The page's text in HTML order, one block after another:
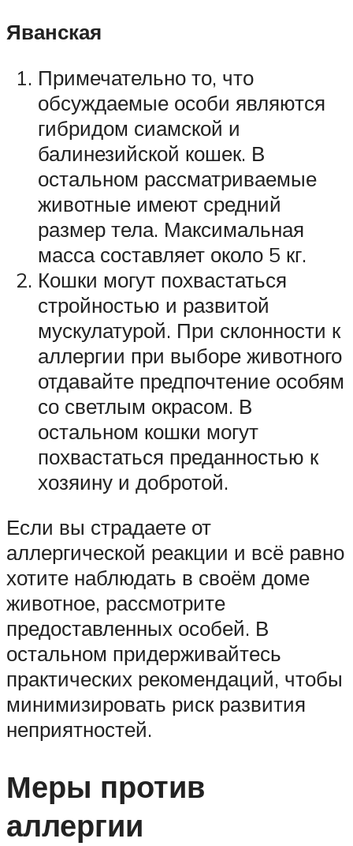
Яванская
Примечательно то, что
обсуждаемые особи являются
гибридом сиамской и
балинезийской кошек. В
остальном рассматриваемые
животные имеют средний
размер тела. Максимальная
масса составляет около 5 кг.
Кошки могут похвастаться
стройностью и развитой
мускулатурой. При склонности к
аллергии при выборе животного
отдавайте предпочтение особям
со светлым окрасом. В
остальном кошки могут
похвастаться преданностью к
хозяину и добротой.
Если вы страдаете от
аллергической реакции и всё равно
хотите наблюдать в своём доме
животное, рассмотрите
предоставленных особей. В
остальном придерживайтесь
практических рекомендаций, чтобы
минимизировать риск развития
неприятностей.
Меры против
аллергии